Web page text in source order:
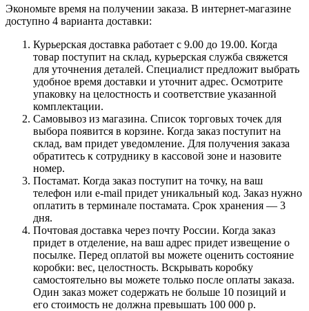
Экономьте время на получении заказа. В интернет-магазине
доступно 4 варианта доставки:
Курьерская доставка работает с 9.00 до 19.00. Когда
товар поступит на склад, курьерская служба свяжется
для уточнения деталей. Специалист предложит выбрать
удобное время доставки и уточнит адрес. Осмотрите
упаковку на целостность и соответствие указанной
комплектации.
Самовывоз из магазина. Список торговых точек для
выбора появится в корзине. Когда заказ поступит на
склад, вам придет уведомление. Для получения заказа
обратитесь к сотруднику в кассовой зоне и назовите
номер.
Постамат. Когда заказ поступит на точку, на ваш
телефон или e-mail придет уникальный код. Заказ нужно
оплатить в терминале постамата. Срок хранения — 3
дня.
Почтовая доставка через почту России. Когда заказ
придет в отделение, на ваш адрес придет извещение о
посылке. Перед оплатой вы можете оценить состояние
коробки: вес, целостность. Вскрывать коробку
самостоятельно вы можете только после оплаты заказа.
Один заказ может содержать не больше 10 позиций и
его стоимость не должна превышать 100 000 р.